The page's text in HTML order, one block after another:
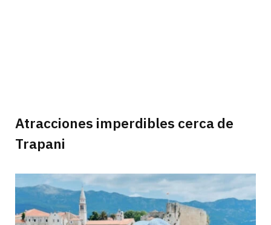
Atracciones imperdibles cerca de
Trapani